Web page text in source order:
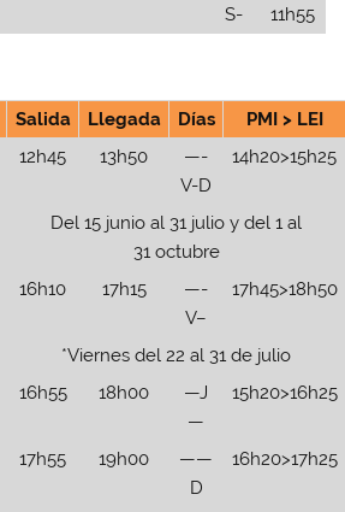
S-
11h55
Salida Llegada Días PMI > LEI
12h45 13h50
—-
V-D
14h20>15h25
Del 15 junio al 31 julio y del 1 al
31 octubre
16h10
17h15
—-
V–
17h45>18h50
*Viernes del 22 al 31 de julio
16h55
18h00
—J
—
15h20>16h25
17h55 19h00
——
D
16h20>17h25